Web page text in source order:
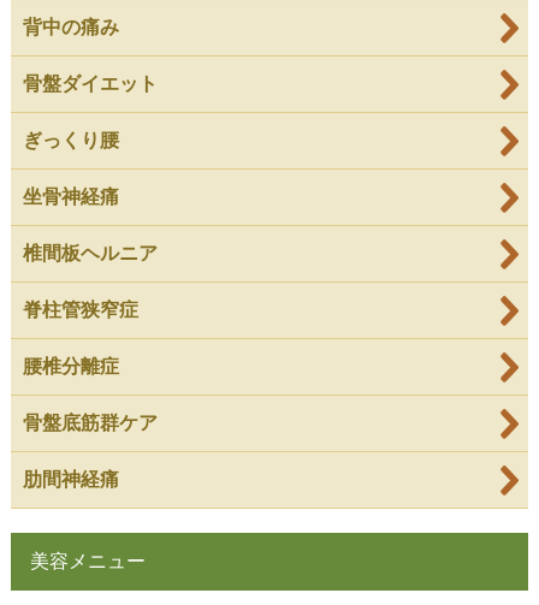
背中の痛み
骨盤ダイエット
ぎっくり腰
坐骨神経痛
椎間板ヘルニア
脊柱管狭窄症
腰椎分離症
骨盤底筋群ケア
肋間神経痛
美容メニュー